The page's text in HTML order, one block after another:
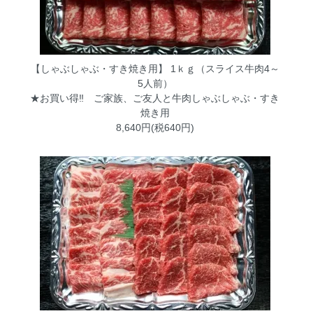
【しゃぶしゃぶ・すき焼き用】 1ｋｇ（スライス牛肉4～
5人前）
★お買い得‼ ご家族、ご友人と牛肉しゃぶしゃぶ・すき
焼き用
8,640円(税640円)